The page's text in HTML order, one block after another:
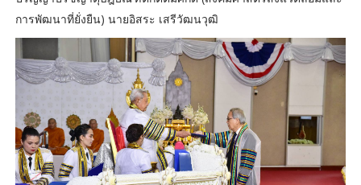
การพัฒนาที่ยั่งยืน) นายอิสระ เสรีวัฒนวุฒิ